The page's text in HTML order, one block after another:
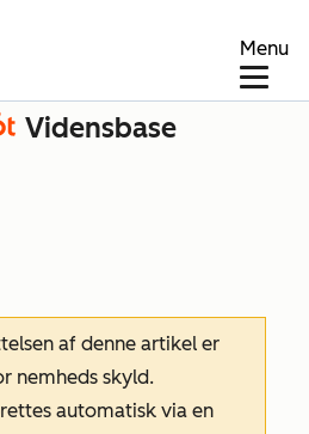
Menu
Vidensbase
af denne artikel er
nemheds skyld.
automatisk via en